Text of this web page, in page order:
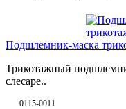
Подшлемник-маска
Трикотажный
слесаре..
0115-0011